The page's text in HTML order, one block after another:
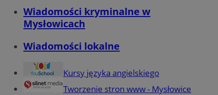
Wiadomości kryminalne w
Mysłowicach
Wiadomości lokalne
Kursy języka angielskiego
Tworzenie stron www - Mysłowice